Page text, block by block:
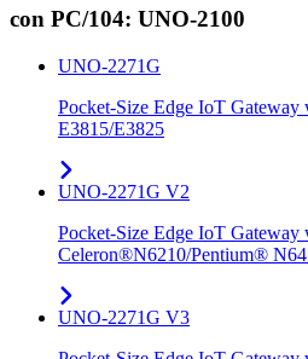
con PC/104: UNO-2100
UNO-2271G
Pocket-Size Edge IoT
E3815/E3825
UNO-2271G V2
Pocket-Size Edge IoT
Celeron®N6210/Pentium®
UNO-2271G V3